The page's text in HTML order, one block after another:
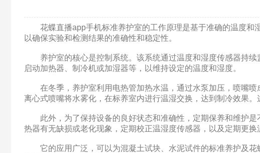
花蝶直播app手机标准养护室的工作原理是基于准确的温度和湿度控
以确保实验和检测结果的准确性和稳定性。
养护室的核心是控制系统。该系统通过温度和湿度传感器持续监测
启动加热器、制冷机或加湿器等，以维持设定的温度和湿度。
在冬季，养护室利用电热管加热水温，通过水泵加压，喷嘴喷
离心式喷嘴将水雾化，在标养室内进行温湿交换，达到制冷效果
此外，为了保持设备的良好状态和准确性，定期保养和维护是
热器有无缺损或老化现象，定期校正温湿度传感器，以及定期更换
它的应用广泛，可以为混凝土试块、水泥试件的标准养护及